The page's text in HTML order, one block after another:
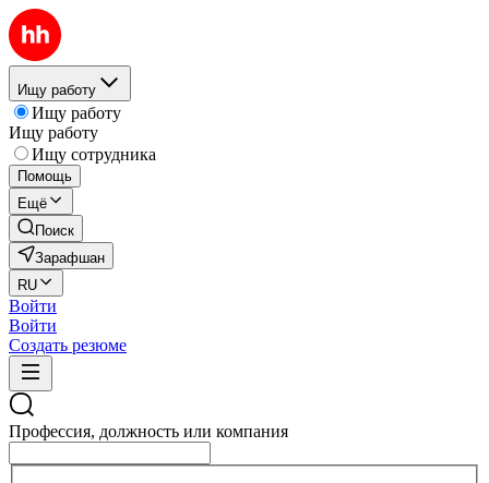
Ищу работу
Ищу работу
Ищу работу
Ищу сотрудника
Помощь
Ещё
Поиск
Зарафшан
RU
Войти
Войти
Создать резюме
Профессия, должность или компания